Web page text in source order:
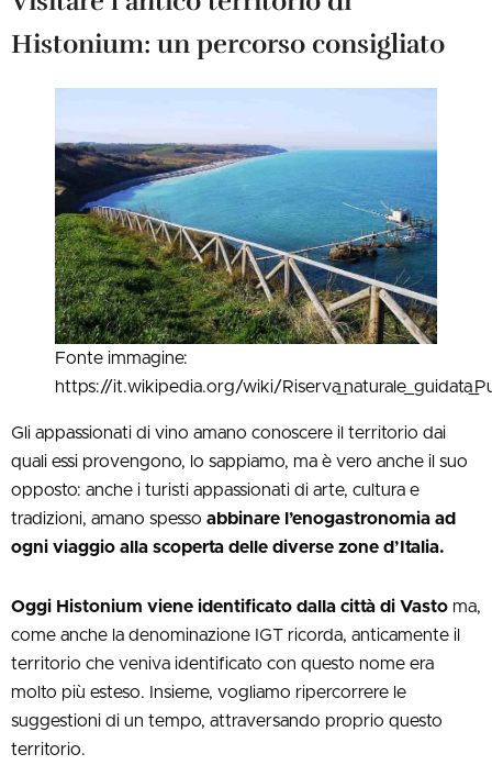
Histonium: un percorso consigliato
Fonte immagine:
https://it.wikipedia.org/wiki/
Gli appassionati di vino amano conoscere il territorio dai
quali essi provengono, lo sappiamo, ma è vero anche il suo
opposto: anche i turisti appassionati di arte, cultura e
tradizioni, amano spesso abbinare l’enogastronomia ad
ogni viaggio alla scoperta delle diverse zone d’Italia.
Oggi Histonium viene identificato dalla città di Vasto ma,
come anche la denominazione IGT ricorda, anticamente il
territorio che veniva identificato con questo nome era
molto più esteso. Insieme, vogliamo ripercorrere le
suggestioni di un tempo, attraversando proprio questo
territorio.